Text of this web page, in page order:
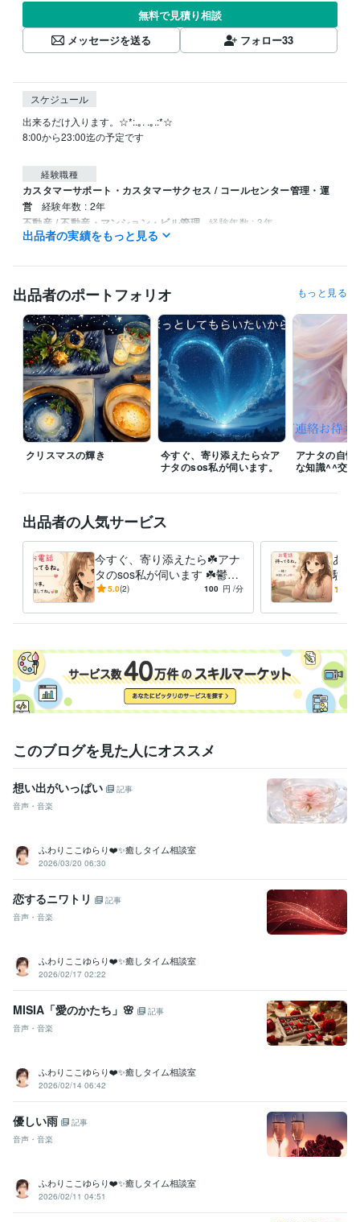
無料で見積り相談
メッセージを送る
フォロー33
スケジュール
出来るだけ入ります。☆*:.｡. .｡.:*☆
8:00から23:00迄の予定です
経験職種
カスタマーサポート・カスタマーサクセス / コールセンター管理・運
営
経験年数 : 2年
不動産 / 不動産・マンション・ビル管理 経験年数 : 3年
ライフスタイル・その他 / その他
出品者の実績をもっと見る
出品者のポートフォリオ もっと見る
クリスマスの輝き
今すぐ、寄り添えたら☆ア
ナタのsos私が伺います。
アナタの自
な知識^^交換
出品者の人気サービス
今すぐ、寄り添えたら☘️アナ
タのsos私が伺います ☘️鬱、
不登校、いじめ、何気ないお
5.0(2) 100 円 /分
あり
験❣️
い力
このブログを見た人にオススメ
想い出がいっぱい
記事
音声・音楽
ふわりここゆらり❤️✨癒しタイム相談室
2026/03/20 06:30
恋するニワトリ
記事
音声・音楽
ふわりここゆらり❤️✨癒しタイム相談室
2026/02/17 02:22
MISIA「愛のかたち」🌸
記事
音声・音楽
ふわりここゆらり❤️✨癒しタイム相談室
2026/02/14 06:42
優しい雨
記事
音声・音楽
ふわりここゆらり❤️✨癒しタイム相談室
2026/02/11 04:51